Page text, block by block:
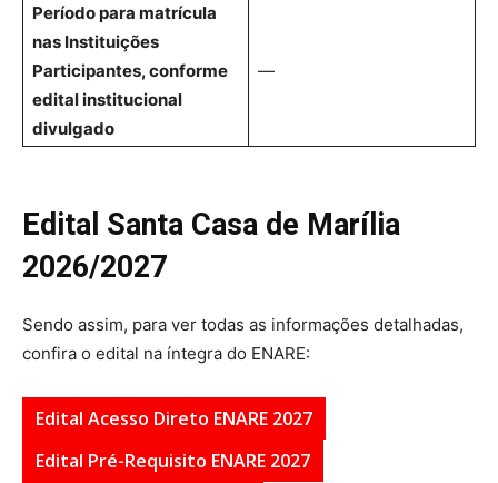
Período para matrícula
nas Instituições
Participantes, conforme
edital institucional
divulgado
—
Edital Santa Casa de Marília
2026/2027
Sendo assim, para ver todas as informações detalhadas,
confira o edital na íntegra do ENARE:
Edital Acesso Direto ENARE 2027
Edital Pré-Requisito ENARE 2027